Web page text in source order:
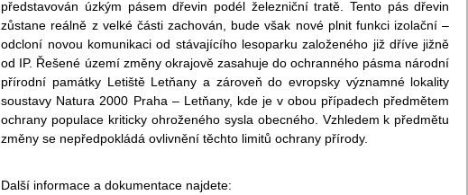
představován úzkým pásem dřevin podél železniční tratě. Tento pás dřevin
zůstane reálně z velké části zachován, bude však nové plnit funkci izolační –
odcloní novou komunikaci od stávajícího lesoparku založeného již dříve jižně
od IP. Řešené území změny okrajově zasahuje do ochranného pásma národní
přírodní památky Letiště Letňany a zároveň do evropsky významné lokality
soustavy Natura 2000 Praha – Letňany, kde je v obou případech předmětem
ochrany populace kriticky ohroženého sysla obecného. Vzhledem k předmětu
změny se nepředpokládá ovlivnění těchto limitů ochrany přírody.
Další informace a dokumentace najdete: